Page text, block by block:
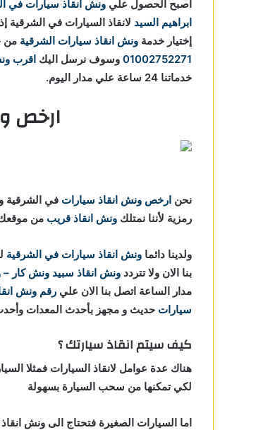
اصبح الحصول علي ونش انقاذ سيارات في
ابراهيم السيد لانقاذ السيارات في
إختيار خدمة ونش انقاذ سيارات الشرقية من
01002752271 وسوف نرسل اليك اقرب
خدماتنا 24 ساعة علي مدار اليوم.
ارخص
نحن ارخص ونش انقاذ سيارات في الشرقية
رمزية لأننا نمتلك ونش انقاذ قريب من
ولدينا دائما ونش انقاذ سيارات في الشرقية
بنا الان ولا تتردد ونش انقاذ سبيد ونش كار –
مدار الساعة اتصل بنا الان علي رقم ونش
سيارات حديث و مجهز بأحدث المعدات
كيف سيتم انقاذ سيارتك ؟
هناك عدة عوامل لانقاذ السيارات فمثلا
لكي تمكنها من سحب السيارة بسهولة
اما السيارات الصغيرة فتحتاج الى ونش